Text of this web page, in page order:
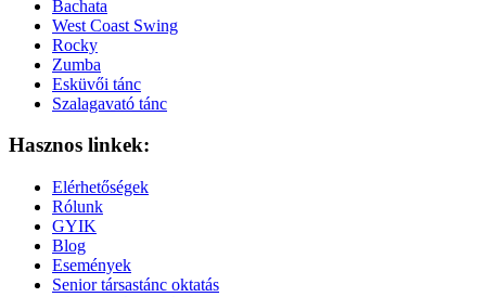
Bachata
West Coast Swing
Rocky
Zumba
Esküvői tánc
Szalagavató tánc
Hasznos linkek:
Elérhetőségek
Rólunk
GYIK
Blog
Események
Senior társastánc oktatás